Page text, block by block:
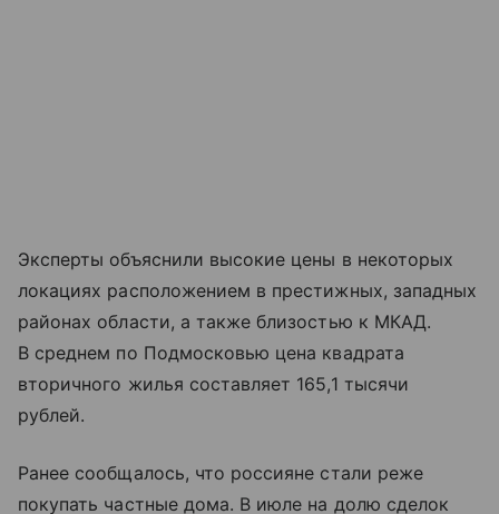
Эксперты объяснили высокие цены в некоторых
локациях расположением в престижных, западных
районах области, а также близостью к МКАД.
В среднем по Подмосковью цена квадрата
вторичного жилья составляет 165,1 тысячи
рублей.
Ранее сообщалось, что россияне стали реже
покупать частные дома. В июле на долю сделок